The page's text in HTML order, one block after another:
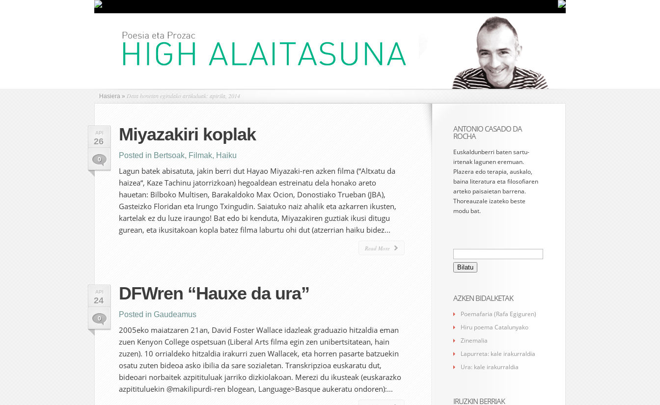
Hasiera » Data honetan egindako artikuluak: apirila, 2014
API
26
0
Miyazakiri koplak
Posted in Bertsoak, Filmak, Haiku
Lagun batek abisatuta, jakin berri dut Hayao Miyazaki-ren azken filma (“Altxatu da
haizea“, Kaze Tachinu jatorrizkoan) hegoaldean estreinatu dela honako areto
hauetan: Bilboko Multisen, Barakaldoko Max Ocion, Donostiako Trueban (JBA),
Gasteizko Floridan eta Irungo Txingudin. Saiatuko naiz ahalik eta azkarren ikusten,
kartelak ez du luze iraungo! Bat edo bi kenduta, Miyazakiren guztiak ikusi ditugu
gurean, eta ikusitakoan kopla batez filma laburtu ohi dut (atzerrian haiku bidez...
Read More
API
24
0
DFWren “Hauxe da ura”
Posted in Gaudeamus
2005eko maiatzaren 21an, David Foster Wallace idazleak graduazio hitzaldia eman
zuen Kenyon College ospetsuan (Liberal Arts filma egin zen unibertsitatean, hain
zuzen). 10 orrialdeko hitzaldia irakurri zuen Wallacek, eta horren pasarte batzuekin
osatu zuten bideoa asko ibilia da sare sozialetan. Transkripzioa euskaratu dut,
bideoari norbaitek azpitituluak jarriko dizkiolakoan. Merezi du ikusteak (euskarazko
azpitituluekin @makilipurdi-ren blogean, Language>Basque aukeratu ondoren):...
ANTONIO CASADO DA
ROCHA
Euskaldunberri baten sartu-
irtenak lagunen eremuan.
Plazera edo terapia, auskalo,
baina literatura eta filosofiaren
arteko paisaietan barrena.
Thoreauzale izateko beste
modu bat.
Bilatu:
AZKEN BIDALKETAK
Poemafaria (Rafa Egiguren)
Hiru poema Catalunyako
Zinemalia
Lapurreta: kale irakurraldia
Ura: kale irakurraldia
IRUZKIN BERRIAK